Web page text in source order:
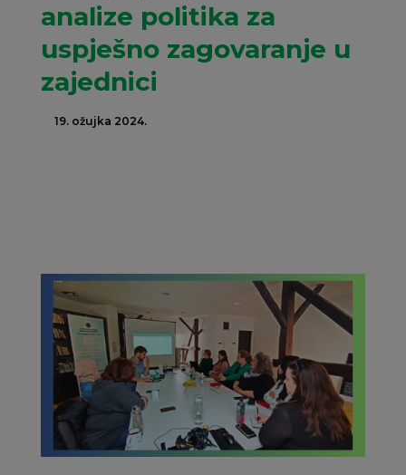
analize politika za
uspješno zagovaranje u
zajednici
19. ožujka 2024.